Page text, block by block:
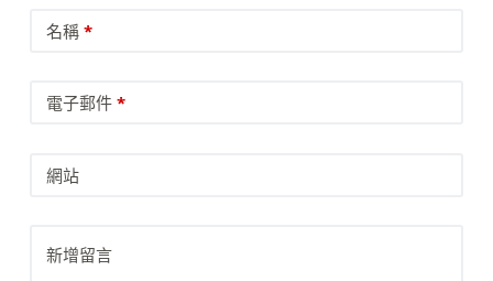
名稱*
電子郵件*
網站
新增留言